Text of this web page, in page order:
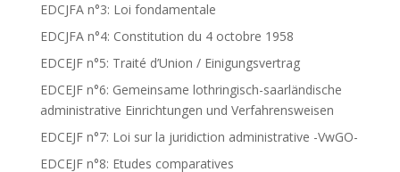
EDCJFA n°3: Loi fondamentale
EDCJFA n°4: Constitution du 4 octobre 1958
EDCEJF n°5: Traité d’Union / Einigungsvertrag
EDCEJF n°6: Gemeinsame lothringisch-saarländische
administrative Einrichtungen und Verfahrensweisen
EDCEJF n°7: Loi sur la juridiction administrative -VwGO-
EDCEJF n°8: Etudes comparatives